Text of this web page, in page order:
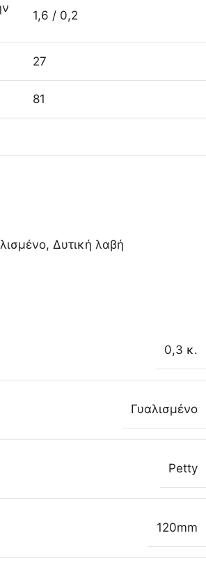
1,6 / 0,2
27
81
, Δυτική λαβή
0,3 κ.
Γυαλισμένο
Petty
120mm